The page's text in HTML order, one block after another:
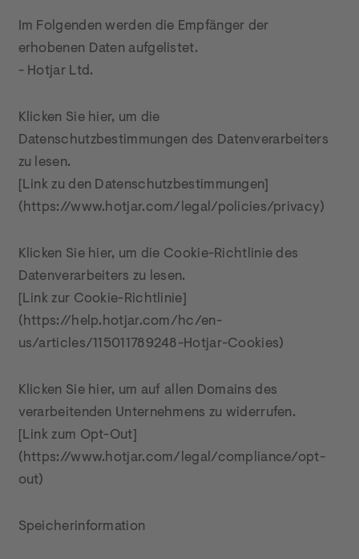
Im Folgenden werden die Empfänger der
erhobenen Daten aufgelistet.
- Hotjar Ltd.
Klicken Sie hier, um die
Datenschutzbestimmungen des Datenverarbeiters
zu lesen.
[Link zu den Datenschutzbestimmungen]
(https://www.hotjar.com/legal/policies/privacy)
Klicken Sie hier, um die Cookie-Richtlinie des
Datenverarbeiters zu lesen.
[Link zur Cookie-Richtlinie]
(https://help.hotjar.com/hc/en-
us/articles/115011789248-Hotjar-Cookies)
Klicken Sie hier, um auf allen Domains des
verarbeitenden Unternehmens zu widerrufen.
[Link zum Opt-Out]
(https://www.hotjar.com/legal/compliance/opt-
out)
Speicherinformation